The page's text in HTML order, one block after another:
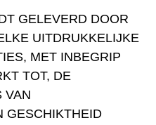
GELEVERD DOOR
UITDRUKKELIJKE
MET INBEGRIP
TOT, DE
VAN
GESCHIKTHEID